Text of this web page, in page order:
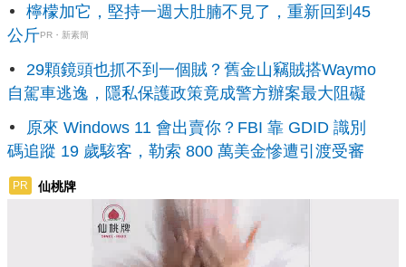
檸檬加它，堅持一週大肚腩不見了，重新回到45
公斤PR・新素簡
29顆鏡頭也抓不到一個賊？舊金山竊賊搭Waymo
自駕車逃逸，隱私保護政策竟成警方辦案最大阻礙
原來 Windows 11 會出賣你？FBI 靠 GDID 識別
碼追蹤 19 歲駭客，勒索 800 萬美金慘遭引渡受審
PR 仙桃牌